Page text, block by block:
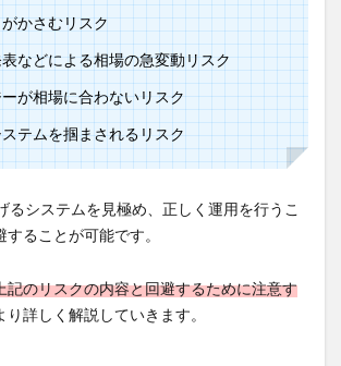
かさむリスク
などによる相場の急変動リスク
が相場に合わないリスク
テムを掴まされるリスク
るシステムを見極め、正しく運用を行うこ
ることが可能です。
記のリスクの内容と回避するために注意す
り詳しく解説していきます。